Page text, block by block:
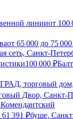
линииот 100
от 65 000 до 75 000
сеть, Санкт-
100 000 ₽
ГРАД, торговый
Двор, Санкт-
61 391 ₽буше,